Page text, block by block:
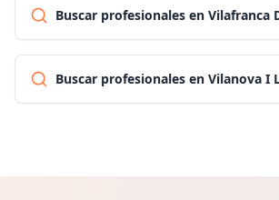
Buscar profesionales en Vilafranca
Buscar profesionales en Vilanova I